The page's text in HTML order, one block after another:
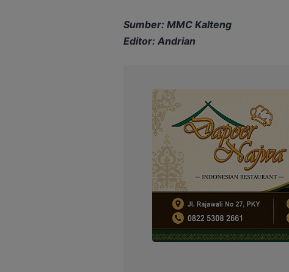
Sumber: MMC Kalteng
Editor: Andrian